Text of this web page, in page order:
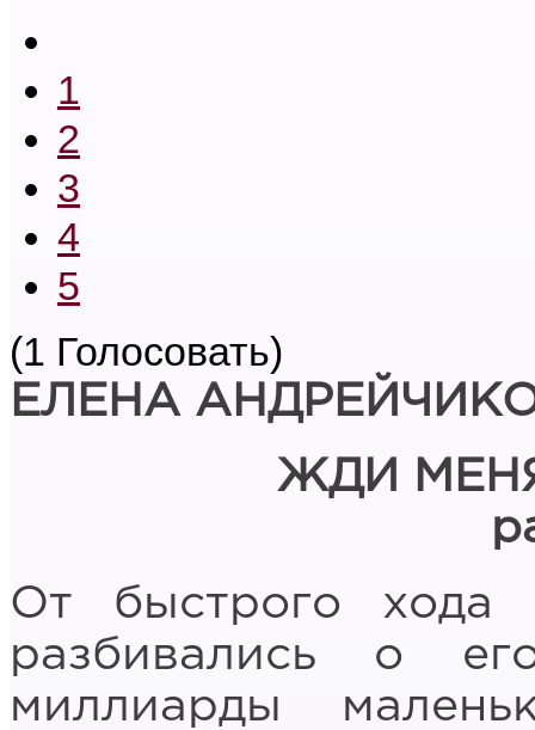
1
2
3
4
5
(1 Голосовать)
ЕЛЕНА
ЖДИ
От быстрого
разбивались о
миллиарды